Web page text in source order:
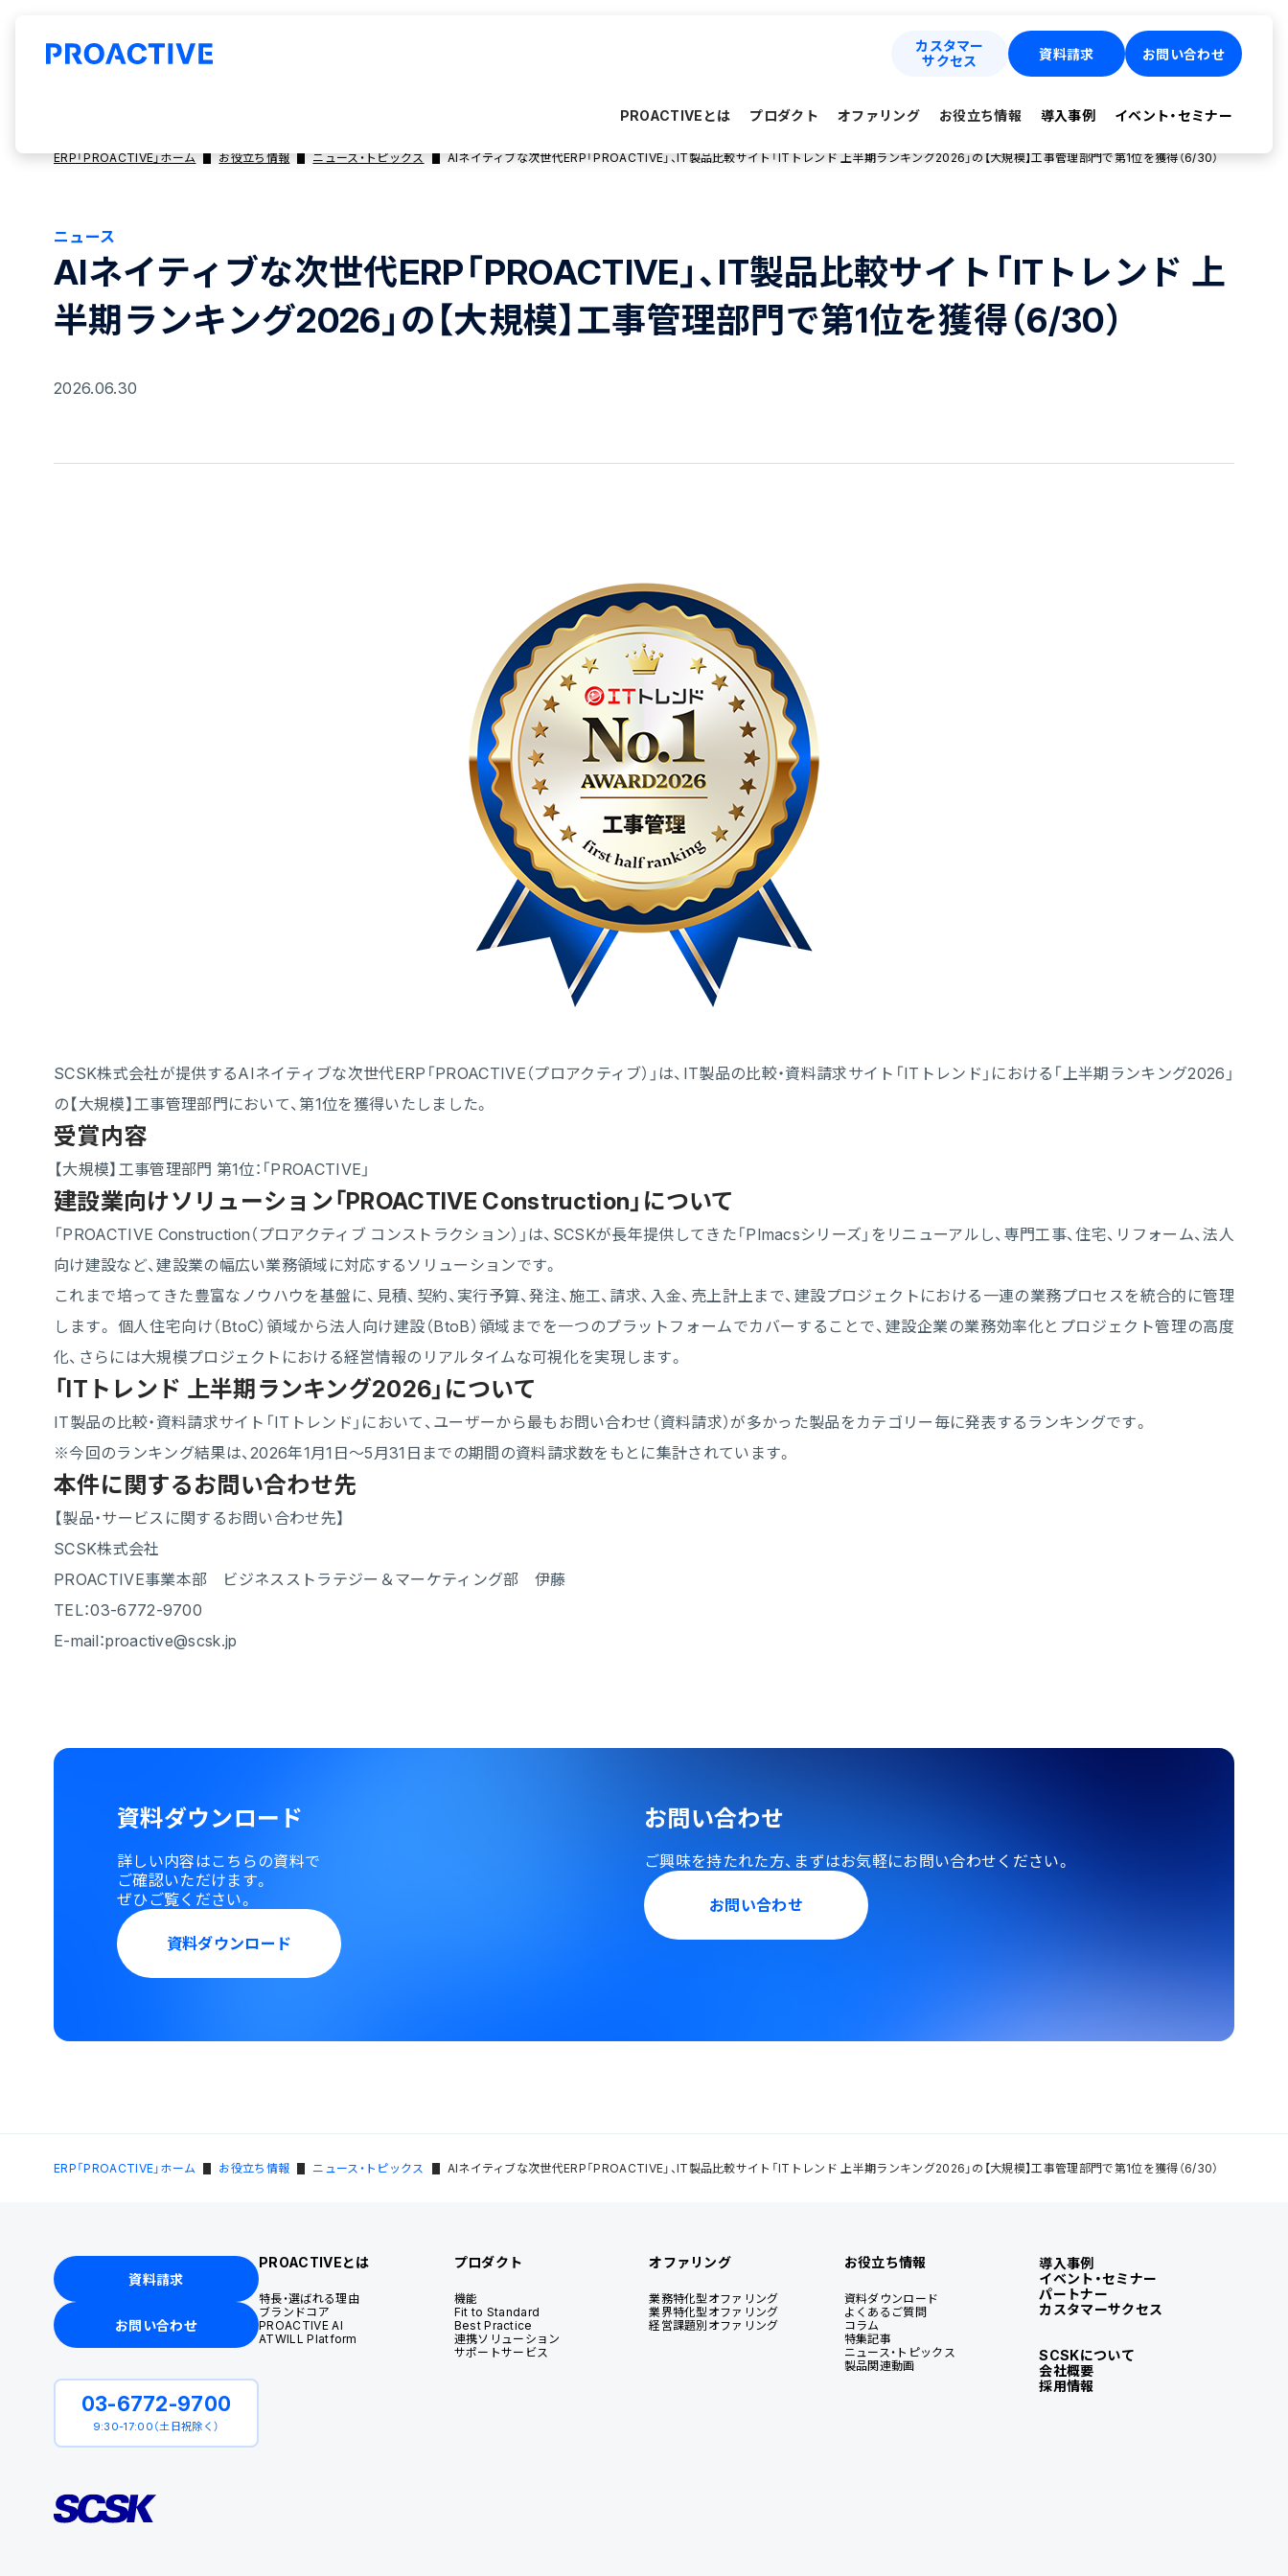
PROACTIVEとは プロダクト オファリング お役立ち情報 導入事例 イベント・セミナー
カスタマー
サクセス
資料請求 お問い合わせ
ERP「PROACTIVE」ホーム お役立ち情報 ニュース・トピックス AIネイティブな次世代ERP「PROACTIVE」、IT製品比較サイト「ITトレンド 上半期ランキング2026」の【大規模】工事管理部門で第1位を獲得（6/30）
ニュース
AIネイティブな次世代ERP「PROACTIVE」、IT製品比較サイト「ITトレンド 上
半期ランキング2026」の【大規模】工事管理部門で第1位を獲得（6/30）
2026.06.30
SCSK株式会社が提供するAIネイティブな次世代ERP「PROACTIVE（プロアクティブ）」は、IT製品の比較・資料請求サイト「ITトレンド」における「上半期ランキング2026」
の【大規模】工事管理部門において、第1位を獲得いたしました。
受賞内容
【大規模】工事管理部門 第1位：「PROACTIVE」
建設業向けソリューション「PROACTIVE Construction」について
「PROACTIVE Construction（プロアクティブ コンストラクション）」は、SCSKが長年提供してきた「PImacsシリーズ」をリニューアルし、専門工事、住宅、リフォーム、法人
向け建設など、建設業の幅広い業務領域に対応するソリューションです。
これまで培ってきた豊富なノウハウを基盤に、見積、契約、実行予算、発注、施工、請求、入金、売上計上まで、建設プロジェクトにおける一連の業務プロセスを統合的に管理
します。 個人住宅向け（BtoC）領域から法人向け建設（BtoB）領域までを一つのプラットフォームでカバーすることで、建設企業の業務効率化とプロジェクト管理の高度
化、さらには大規模プロジェクトにおける経営情報のリアルタイムな可視化を実現します。
「ITトレンド 上半期ランキング2026」について
IT製品の比較・資料請求サイト「ITトレンド」において、ユーザーから最もお問い合わせ（資料請求）が多かった製品をカテゴリー毎に発表するランキングです。
※今回のランキング結果は、2026年1月1日～5月31日までの期間の資料請求数をもとに集計されています。
本件に関するお問い合わせ先
【製品・サービスに関するお問い合わせ先】
SCSK株式会社
PROACTIVE事業本部 ビジネスストラテジー＆マーケティング部 伊藤
TEL：03-6772-9700
E-mail：proactive@scsk.jp
資料ダウンロード
詳しい内容はこちらの資料で
ご確認いただけます。
ぜひご覧ください。
資料ダウンロード
お問い合わせ
ご興味を持たれた方、 まずはお気軽にお問い合わせください。
お問い合わせ
ERP「PROACTIVE」ホーム お役立ち情報 ニュース・トピックス AIネイティブな次世代ERP「PROACTIVE」、IT製品比較サイト「ITトレンド 上半期ランキング2026」の【大規模】工事管理部門で第1位を獲得（6/30）
資料請求
お問い合わせ
03-6772-9700
9:30-17:00（土日祝除く）
PROACTIVEとは
特長・選ばれる理由
ブランドコア
PROACTIVE AI
ATWILL Platform
プロダクト
機能
Fit to Standard
Best Practice
連携ソリューション
サポートサービス
オファリング
業務特化型オファリング
業界特化型オファリング
経営課題別オファリング
お役立ち情報
資料ダウンロード
よくあるご質問
コラム
特集記事
ニュース・トピックス
製品関連動画
導入事例
イベント・セミナー
パートナー
カスタマーサクセス
SCSKについて
会社概要
採用情報